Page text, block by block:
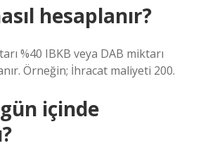
hesaplanır?
%40 IBKB veya DAB miktarı
Örneğin; İhracat maliyeti 200.
içinde